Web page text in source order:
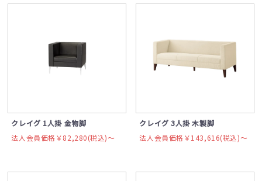
クレイグ 1人掛 金物脚
法人会員価格￥82,280(税込)〜
クレイグ 3人掛 木製脚
法人会員価格￥143,616(税込)〜